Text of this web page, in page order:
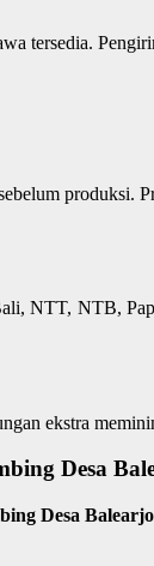
tersedia.
NTT, NTB,
ekstra
Desa
Desa